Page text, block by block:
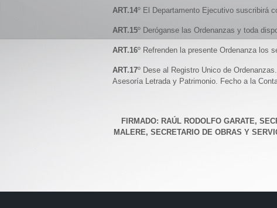
ART.14º El Departamento Ejecutivo suscribirá
ART.15º Deróganse las Ordenanzas y toda
ART.16º Refrenden la presente Ordenanza los
ART.17º Dese al Registro Unico de
Asesoría Letrada y Patrimonio. Fecho a la
FIRMADO: RAÚL RODOLFO GARATE,
MALERE, SECRETARIO DE OBRAS Y